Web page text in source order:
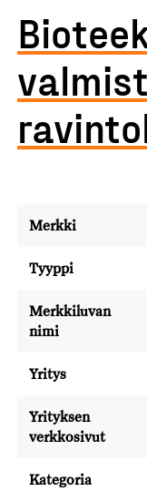
Merkki
Tyyppi
Merkkiluvan
nimi
Yritys
Yrityksen
verkkosivut
Kategoria